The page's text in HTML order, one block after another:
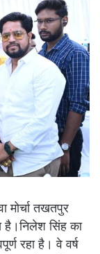
मोर्चा तखतपुर
है।निलेश सिंह का
रहा है। वे वर्ष